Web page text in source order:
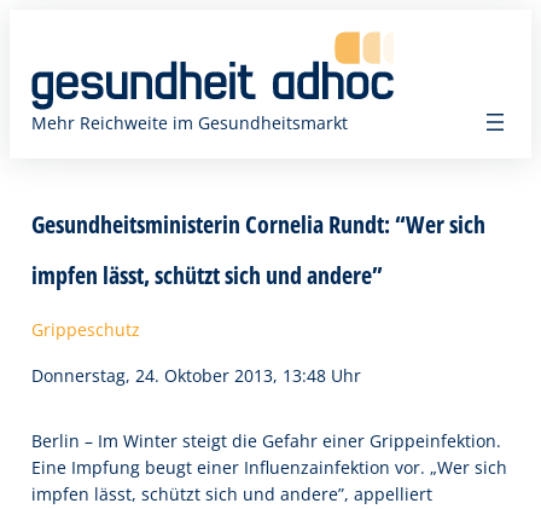
springen
Mehr Reichweite im Gesundheitsmarkt
Gesundheitsministerin Cornelia Rundt: “Wer sich
impfen lässt, schützt sich und andere”
Grippeschutz
Donnerstag, 24. Oktober 2013, 13:48 Uhr
Berlin – Im Winter steigt die Gefahr einer Grippeinfektion.
Eine Impfung beugt einer Influenzainfektion vor. „Wer sich
impfen lässt, schützt sich und andere”, appelliert